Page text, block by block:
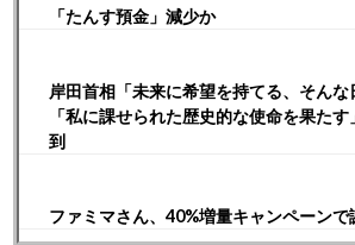
「たんす預金」減少か
岸田首相「未来に希望を持てる、そんな
「私に課せられた歴史的な使命を果た
到
ファミマさん、40%増量キャンペーンで